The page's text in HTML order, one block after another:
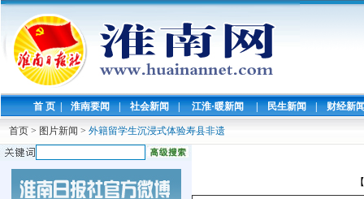
首 页 | 淮南要闻 | 社会新闻 | 江淮·暖新闻 | 民生新闻 | 财经新
首页 > 图片新闻 > 外籍留学生沉浸式体验寿县非遗